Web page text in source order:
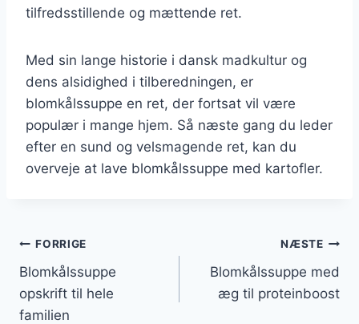
tilfredsstillende og mættende ret.
Med sin lange historie i dansk madkultur og
dens alsidighed i tilberedningen, er
blomkålssuppe en ret, der fortsat vil være
populær i mange hjem. Så næste gang du leder
efter en sund og velsmagende ret, kan du
overveje at lave blomkålssuppe med kartofler.
Indlægsnavigation
FORRIGE
Blomkålssuppe
opskrift til hele
familien
NÆSTE
Blomkålssuppe med
æg til proteinboost